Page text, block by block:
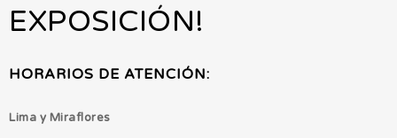
EXPOSICIÓN!
HORARIOS DE ATENCIÓN:
Lima y Miraflores